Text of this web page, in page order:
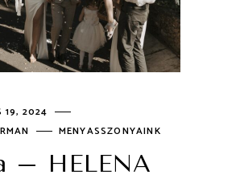
19, 2024
MENYASSZONYAINK
– HELENA